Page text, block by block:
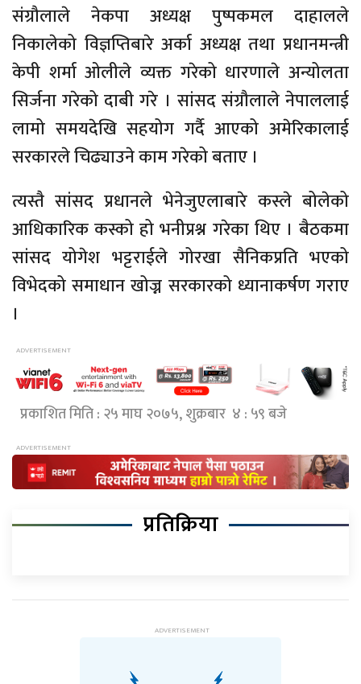
संग्रौलाले नेकपा अध्यक्ष पुष्पकमल दाहालले
निकालेको विज्ञप्तिबारे अर्का अध्यक्ष तथा प्रधानमन्त्री
केपी शर्मा ओलीले व्यक्त गरेको धारणाले अन्योलता
सिर्जना गरेको दाबी गरे । सांसद संग्रौलाले नेपाललाई
लामो समयदेखि सहयोग गर्दै आएको अमेरिकालाई
सरकारले चिढ्याउने काम गरेको बताए ।
त्यस्तै सांसद प्रधानले भेनेजुएलाबारे कस्ले बोलेको
आधिकारिक कस्को हो भनीप्रश्न गरेका थिए । बैठकमा
सांसद योगेश भट्टराईले गोरखा सैनिकप्रति भएको
विभेदको समाधान खोज्न सरकारको ध्यानाकर्षण गराए
।
प्रकाशित मिति : २५ माघ २०७५, शुक्रबार ४ : ५९ बजे
प्रतिक्रिया